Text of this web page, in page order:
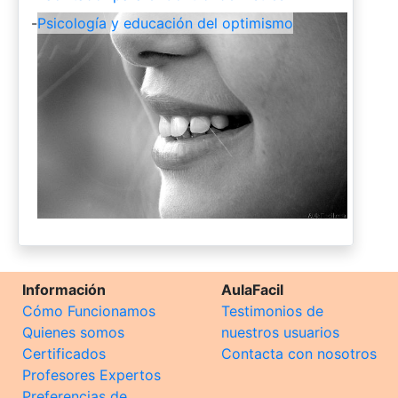
-Psicología y educación del optimismo
Información
Cómo Funcionamos
Quienes somos
Certificados
Profesores Expertos
AulaFacil
Testimonios de
nuestros usuarios
Contacta con nosotros